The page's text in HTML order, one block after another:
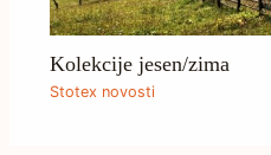
Kolekcije jesen/zima
Stotex novosti